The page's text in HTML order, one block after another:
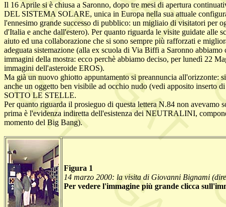
Il 16 Aprile si è chiusa a Saronno, dopo tre mesi di apertura
DEL SISTEMA SOLARE, unica in Europa nella sua attuale
l'ennesimo grande successo di pubblico: un migliaio di visitatori per
d'Italia e anche dall'estero). Per quanto riguarda le visite guidate
aiuto ed una collaborazione che si sono sempre più rafforzati e
adeguata sistemazione (alla ex scuola di Via Biffi a Saronno
immagini della mostra: ecco perchè abbiamo deciso, per lunedì 22
immagini dell'asteroide EROS).
Ma già un nuovo ghiotto appuntamento si preannuncia all'orizzonte:
anche un oggetto ben visibile ad occhio nudo (vedi apposito
SOTTO LE STELLE.
Per quanto riguarda il prosieguo di questa lettera N.84 non avevamo
prima è l'evidenza indiretta dell'esistenza dei NEUTRALINI,
momento del Big Bang).
Figura 1
14 marzo 2000: la visita di Giovanni Bignami
Per vedere l'immagine più grande clicca